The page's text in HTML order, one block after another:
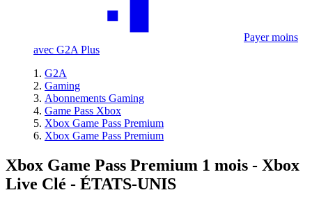
Payer moins
avec G2A Plus
G2A
Gaming
Abonnements Gaming
Game Pass Xbox
Xbox Game Pass Premium
Xbox Game Pass Premium
Xbox Game Pass Premium 1 mois - Xbox
Live Clé - ÉTATS-UNIS